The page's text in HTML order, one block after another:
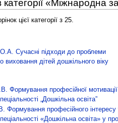
категорії «Міжнародна
цієї категорії з 25.
Cучасні підходи до проблеми
виховання дітей дошкільного віку
Формування професійної мотивації
„Дошкільна освіта”
Формування професійного інтересу
«Дошкільна освіта» у